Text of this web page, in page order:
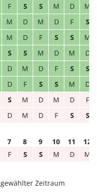
F S S M D
M
M D M D F
S
M D F S S
M
S S M D M
D
D M D F S
S
D F S S M
D
S M D M D
F
D M D F S S
7 8 9 10 11
12
F S S M D M
gewählter Zeitraum